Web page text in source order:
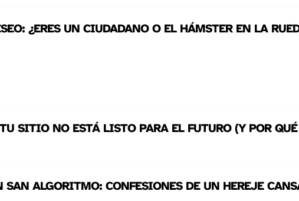
¿ERES UN CIUDADANO O EL HÁMSTER EN LA
SITIO NO ESTÁ LISTO PARA EL FUTURO (Y POR
SAN ALGORITMO: CONFESIONES DE UN HEREJE